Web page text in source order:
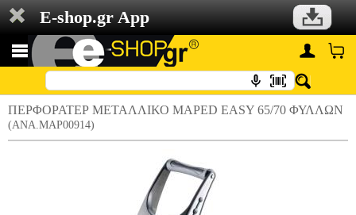
E-shop.gr App
ΠΕΡΦΟΡΑΤΕΡ ΜΕΤΑΛΛΙΚΟ MAPED EASY 65/70 ΦΥΛΛΩΝ
(ANA.MAP00914)